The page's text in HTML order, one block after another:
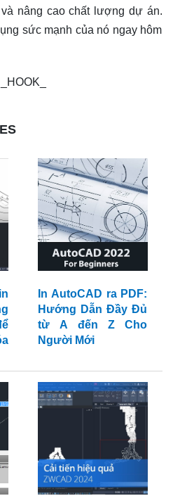
nâng cao chất lượng dự án.
sức mạnh của nó ngay hôm
_HOOK_
In AutoCAD ra PDF:
Hướng Dẫn Đầy Đủ
từ A đến Z Cho
Người Mới